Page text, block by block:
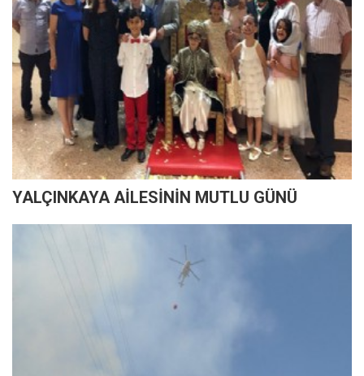
YALÇINKAYA AİLESİNİN MUTLU GÜNÜ